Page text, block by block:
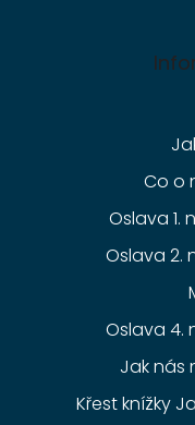
Co o
Oslava 1.
Oslava 2.
Oslava 4.
Jak nás
Křest knížky